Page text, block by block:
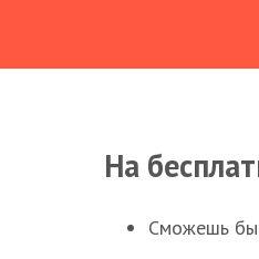
На
Сможешь